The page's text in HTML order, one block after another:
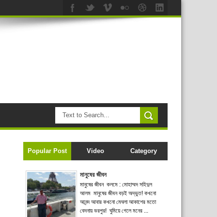
Popular Post Video Category
মানুষের জীবন
মানুষের জীবন কলমে : মোহাম্মদ সহিদুল
আলম মানুষের জীবন বড়ই অদ্ভুত! কখনো
আনন্দ আবার কখনো মেঘলা আকাশের মতো
বেদনায় ভরপুর! ঘুমিয়ে গেলে মনের ...